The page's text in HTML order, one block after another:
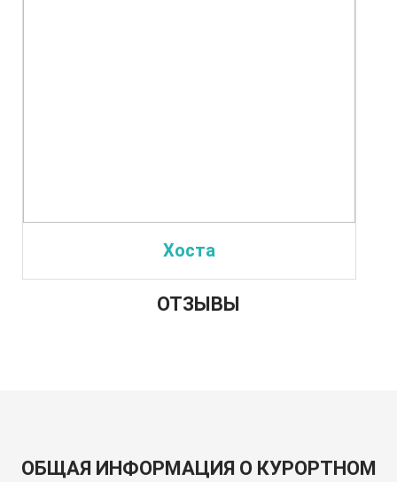
Хоста
ОТЗЫВЫ
ОБЩАЯ ИНФОРМАЦИЯ О КУРОРТНОМ